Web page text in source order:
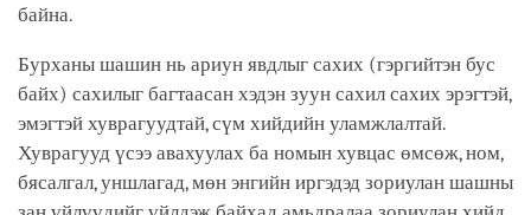
байна.
Бурханы шашин нь ариун явдлыг сахих (гэргийтэн бус
байх) сахилыг багтаасан хэдэн зуун сахил сахих эрэгтэй,
эмэгтэй хуврагуудтай, сүм хийдийн уламжлалтай.
Хуврагууд үсээ авахуулах ба номын хувцас өмсөж, ном,
бясалгал, уншлагад, мөн энгийн иргэдэд зориулан шашны